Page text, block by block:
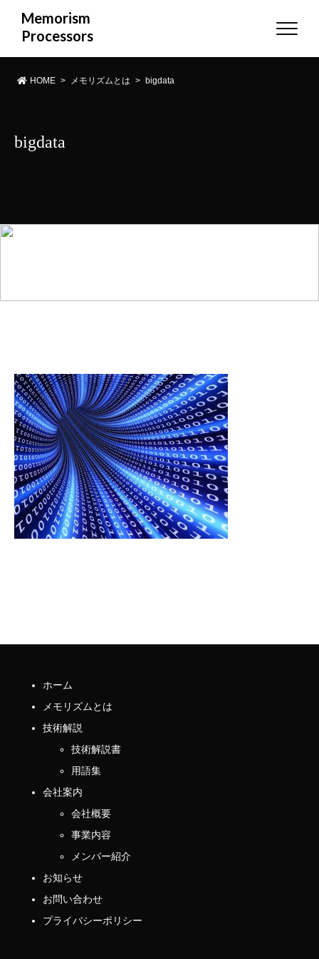
Memorism
Processors
HOME > メモリズムとは > bigdata
bigdata
ホーム
メモリズムとは
技術解説
技術解説書
用語集
会社案内
会社概要
事業内容
メンバー紹介
お知らせ
お問い合わせ
プライバシーポリシー